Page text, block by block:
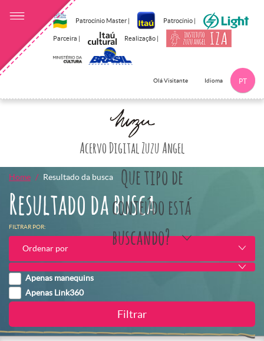
Patrocínio Master | Patrocínio |
Parceira | Realização |
Olá Visitante Idioma PT
Acervo Digital Zuzu Angel
Que tipo de
conteúdo está
buscando?
Home Resultado da busca
Resultado da busca
FILTRAR POR:
Ordenar por
Apenas manequins
Apenas Link360